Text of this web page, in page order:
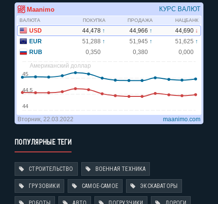
ПОПУЛЯРНЫЕ ТЕГИ
СТРОИТЕЛЬСТВО ВОЕННАЯ ТЕХНИКА
ГРУЗОВИКИ САМОЕ-САМОЕ ЭКСКАВАТОРЫ